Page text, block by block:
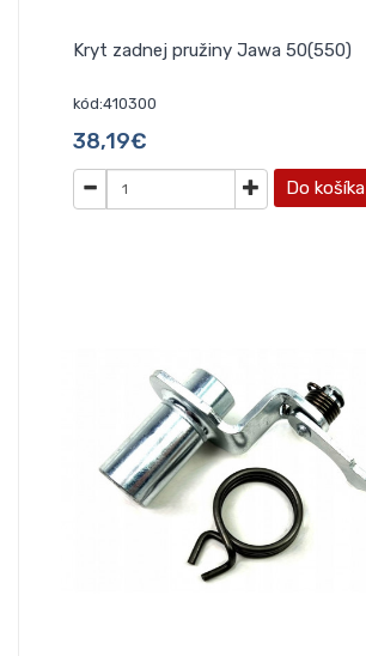
Kryt zadnej pružiny Jawa 50(550)
kód:410300
38,19€
Do košíka